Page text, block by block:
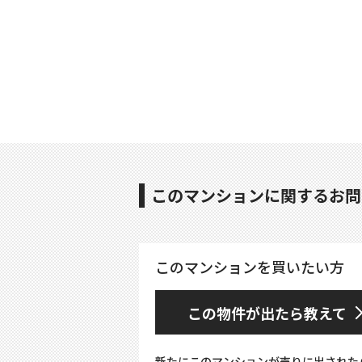
このマンションに関するお
このマンションを買いたい方
この物件が出たら教えて